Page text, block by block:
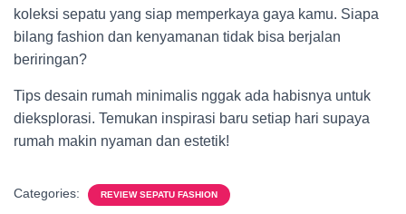
koleksi sepatu yang siap memperkaya gaya kamu. Siapa
bilang fashion dan kenyamanan tidak bisa berjalan
beriringan?
Tips desain rumah minimalis nggak ada habisnya untuk
dieksplorasi. Temukan inspirasi baru setiap hari supaya
rumah makin nyaman dan estetik!
Categories: REVIEW SEPATU FASHION